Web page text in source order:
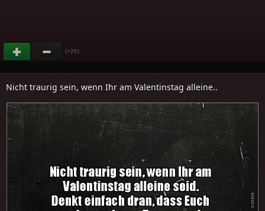
(+26)
Nicht traurig sein, wenn Ihr am Valentinstag alleine..